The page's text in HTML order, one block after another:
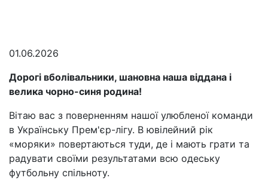
01.06.2026
Дорогі вболівальники, шановна наша віддана і
велика чорно-синя родина!
Вітаю вас з поверненням нашої улюбленої команди
в Українську Прем'єр-лігу. В ювілейний рік
«моряки» повертаються туди, де і мають грати та
радувати своїми результатами всю одеську
футбольну спільноту.